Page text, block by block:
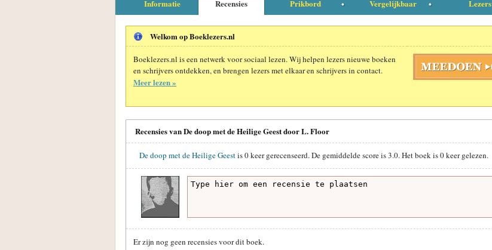
Informatie Recensies Prikbord Vergelijkbaar Lezers
Welkom op Boeklezers.nl
Boeklezers.nl is een netwerk voor sociaal lezen. Wij helpen lezers nieuwe boeken
en schrijvers ontdekken, en brengen lezers met elkaar en schrijvers in contact.
Meer lezen »
Recensies van De doop met de Heilige Geest door L. Floor
De doop met de Heilige Geestis0keer gerecenseerd. De gemiddelde score is3.0. Het boek is0keer gelezen.
Er zijn nog geen recensies voor dit boek.